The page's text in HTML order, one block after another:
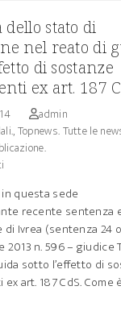
dello stato di
nel reato di
di sostanze
ex art. 187
admin
,Topnews. Tutte le
questa sede
recente sentenza
di Ivrea (sentenza 24
2013 n. 596 – giudice
sotto l’effetto di
art. 187 CdS. Come